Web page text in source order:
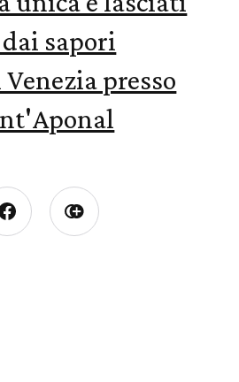
sapori
presso